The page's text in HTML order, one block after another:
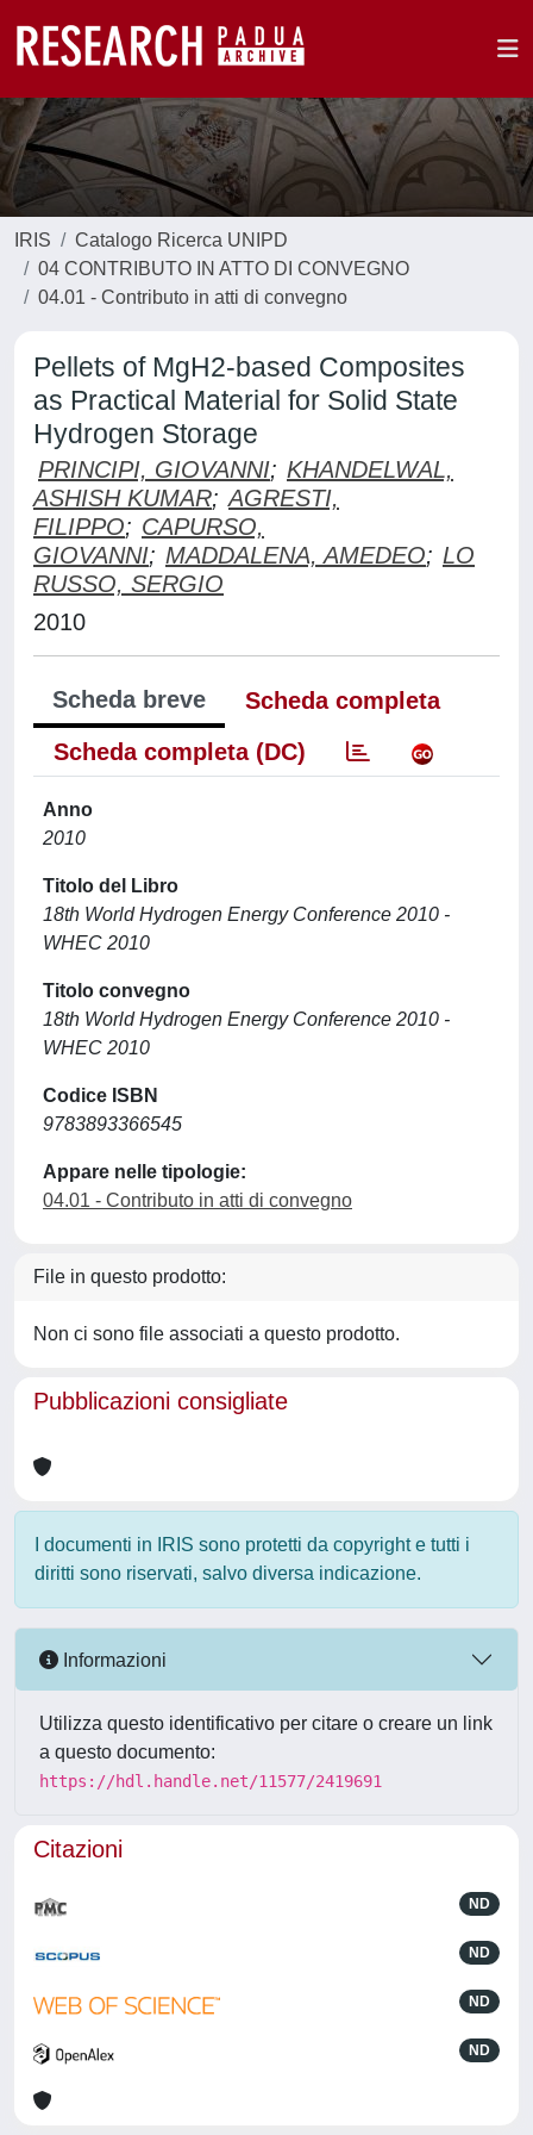
IRIS
Catalogo Ricerca UNIPD
04 CONTRIBUTO IN ATTO DI CONVEGNO
04.01 - Contributo in atti di convegno
Pellets of MgH2-based Composites
as Practical Material for Solid State
Hydrogen Storage
PRINCIPI, GIOVANNI; KHANDELWAL,
ASHISH KUMAR; AGRESTI,
FILIPPO; CAPURSO,
GIOVANNI; MADDALENA, AMEDEO; LO
RUSSO, SERGIO
2010
Scheda breve
Scheda completa
Scheda completa (DC)
Anno
2010
Titolo del Libro
18th World Hydrogen Energy Conference 2010 -
WHEC 2010
Titolo convegno
18th World Hydrogen Energy Conference 2010 -
WHEC 2010
Codice ISBN
9783893366545
Appare nelle tipologie:
04.01 - Contributo in atti di convegno
File in questo prodotto:
Non ci sono file associati a questo prodotto.
Pubblicazioni consigliate
I documenti in IRIS sono protetti da copyright e tutti i
diritti sono riservati, salvo diversa indicazione.
Informazioni
Utilizza questo identificativo per citare o creare un link
a questo documento:
https://hdl.handle.net/11577/2419691
Citazioni
ND
ND
ND
ND